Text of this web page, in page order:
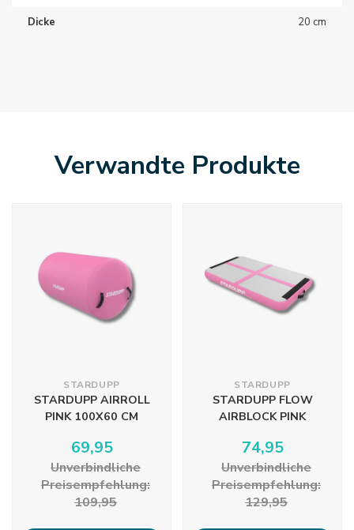
Dicke 20 cm
Verwandte Produkte
STARDUPP
STARDUPP AIRROLL
PINK 100X60 CM
69,95
Unverbindliche
Preisempfehlung:
109,95
STARDUPP
STARDUPP FLOW
AIRBLOCK PINK
74,95
Unverbindliche
Preisempfehlung:
129,95